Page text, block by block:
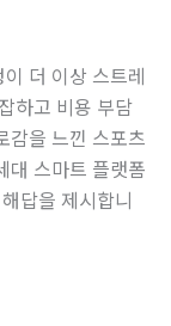
더 이상 스트레
하고 비용 부담
감을 느낀 스포츠
대 스마트 플랫폼
답을 제시합니